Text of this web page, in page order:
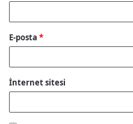
E-posta *
İnternet sitesi